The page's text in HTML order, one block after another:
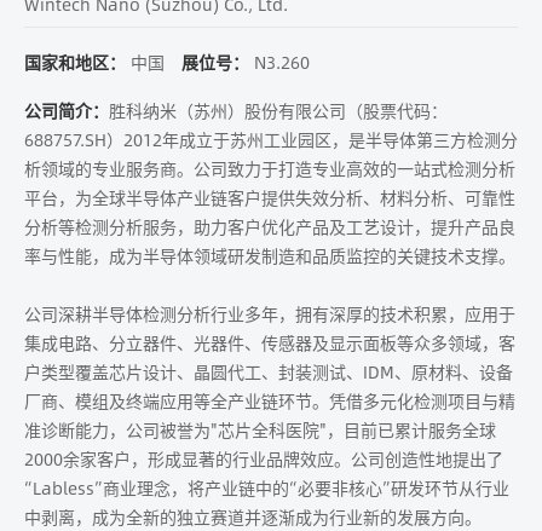
国家和地区： 中国 展位号：
N3.260
公司简介： 胜科纳米（苏州）股份有限公司（股票代码：
688757.SH）2012年成立于苏州工业园区，是半导体第三方检测分
析领域的专业服务商。公司致力于打造专业高效的一站式检测分析
平台，为全球半导体产业链客户提供失效分析、材料分析、可靠性
分析等检测分析服务，助力客户优化产品及工艺设计，提升产品良
率与性能，成为半导体领域研发制造和品质监控的关键技术支撑。
公司深耕半导体检测分析行业多年，拥有深厚的技术积累，应用于
集成电路、分立器件、光器件、传感器及显示面板等众多领域，客
户类型覆盖芯片设计、晶圆代工、封装测试、IDM、原材料、设备
厂商、模组及终端应用等全产业链环节。凭借多元化检测项目与精
准诊断能力，公司被誉为"芯片全科医院"，目前已累计服务全球
2000余家客户，形成显著的行业品牌效应。公司创造性地提出了
“Labless”商业理念，将产业链中的“必要非核心”研发环节从行业
中剥离，成为全新的独立赛道并逐渐成为行业新的发展方向。